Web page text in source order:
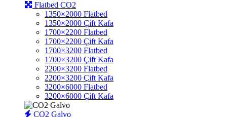
Flatbed CO2
1350×2000 Flatbed
1350×2000 Çift Kafa
1700×2200 Flatbed
1700×2200 Çift Kafa
1700×3200 Flatbed
1700×3200 Çift Kafa
2200×3200 Flatbed
2200×3200 Çift Kafa
3200×6000 Flatbed
3200×6000 Çift Kafa
CO2 Galvo